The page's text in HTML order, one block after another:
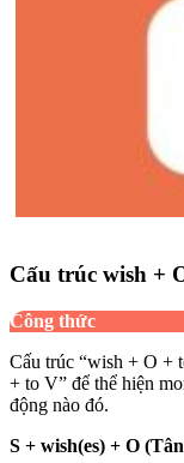
Cấu trúc wish +
Công thức
Cấu trúc “wish + O +
+ to V” để thể hiện
động nào đó.
S + wish(es) + O